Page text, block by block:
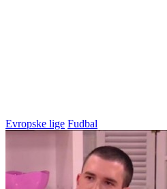
Evropske lige Fudbal